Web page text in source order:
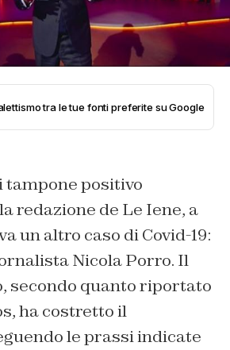
tra le tue fonti preferite su Google
tampone positivo
redazione de Le Iene, a
un altro caso di Covid-19:
Nicola Porro. Il
secondo quanto riportato
ha costretto il
le prassi indicate